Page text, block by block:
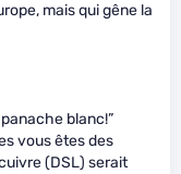
mais qui gêne la
blanc!”
vous êtes des
(DSL) serait